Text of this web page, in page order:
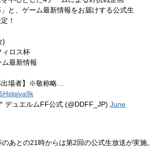
」と、ゲーム最新情報をお届けする公式生
！
)
ロス杯
最新情報
出場者】※敬称略…
デュエルムFF公式 (@DDFF_JP) June
あとの21時からは第2回の公式生放送が実施。